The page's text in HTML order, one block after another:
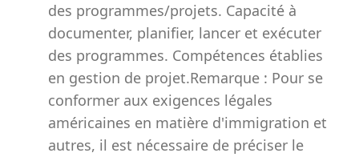
des programmes/projets. Capacité à
documenter, planifier, lancer et exécuter
des programmes. Compétences établies
en gestion de projet.Remarque : Pour se
conformer aux exigences légales
américaines en matière d'immigration et
autres, il est nécessaire de préciser le